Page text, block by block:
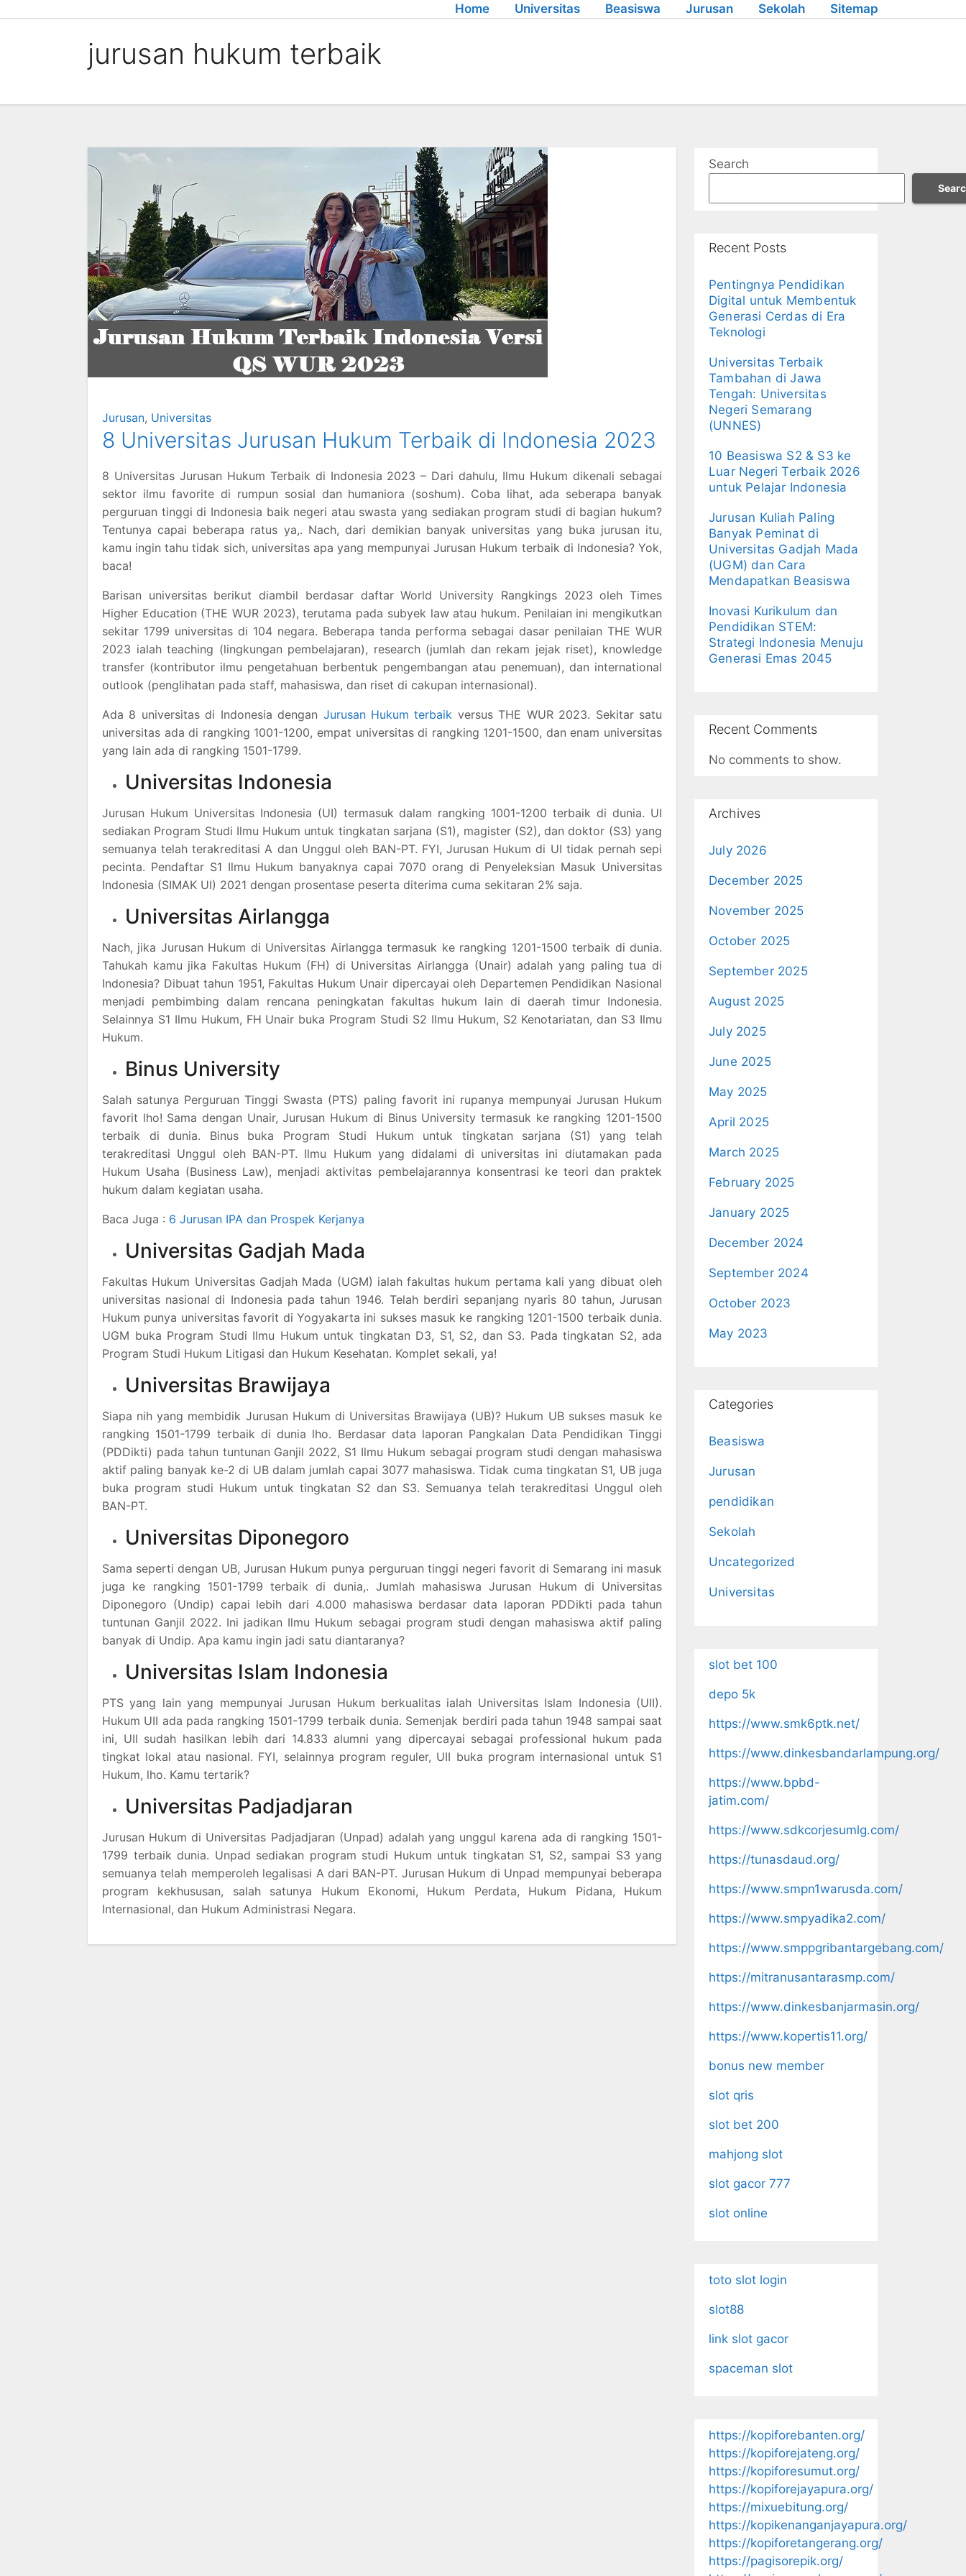
Home Universitas Beasiswa Jurusan Sekolah Sitemap
jurusan hukum terbaik
Jurusan, Universitas
8 Universitas Jurusan Hukum Terbaik di Indonesia 2023
8 Universitas Jurusan Hukum Terbaik di Indonesia 2023 – Dari dahulu, Ilmu Hukum dikenali sebagai
sektor ilmu favorite di rumpun sosial dan humaniora (soshum). Coba lihat, ada seberapa banyak
perguruan tinggi di Indonesia baik negeri atau swasta yang sediakan program studi di bagian hukum?
Tentunya capai beberapa ratus ya,. Nach, dari demikian banyak universitas yang buka jurusan itu,
kamu ingin tahu tidak sich, universitas apa yang mempunyai Jurusan Hukum terbaik di Indonesia? Yok,
baca!
Barisan universitas berikut diambil berdasar daftar World University Rangkings 2023 oleh Times
Higher Education (THE WUR 2023), terutama pada subyek law atau hukum. Penilaian ini mengikutkan
sekitar 1799 universitas di 104 negara. Beberapa tanda performa sebagai dasar penilaian THE WUR
2023 ialah teaching (lingkungan pembelajaran), research (jumlah dan rekam jejak riset), knowledge
transfer (kontributor ilmu pengetahuan berbentuk pengembangan atau penemuan), dan international
outlook (penglihatan pada staff, mahasiswa, dan riset di cakupan internasional).
Ada 8 universitas di Indonesia dengan Jurusan Hukum terbaik versus THE WUR 2023. Sekitar satu
universitas ada di rangking 1001-1200, empat universitas di rangking 1201-1500, dan enam universitas
yang lain ada di rangking 1501-1799.
Universitas Indonesia
Jurusan Hukum Universitas Indonesia (UI) termasuk dalam rangking 1001-1200 terbaik di dunia. UI
sediakan Program Studi Ilmu Hukum untuk tingkatan sarjana (S1), magister (S2), dan doktor (S3) yang
semuanya telah terakreditasi A dan Unggul oleh BAN-PT. FYI, Jurusan Hukum di UI tidak pernah sepi
pecinta. Pendaftar S1 Ilmu Hukum banyaknya capai 7070 orang di Penyeleksian Masuk Universitas
Indonesia (SIMAK UI) 2021 dengan prosentase peserta diterima cuma sekitaran 2% saja.
Universitas Airlangga
Nach, jika Jurusan Hukum di Universitas Airlangga termasuk ke rangking 1201-1500 terbaik di dunia.
Tahukah kamu jika Fakultas Hukum (FH) di Universitas Airlangga (Unair) adalah yang paling tua di
Indonesia? Dibuat tahun 1951, Fakultas Hukum Unair dipercayai oleh Departemen Pendidikan Nasional
menjadi pembimbing dalam rencana peningkatan fakultas hukum lain di daerah timur Indonesia.
Selainnya S1 Ilmu Hukum, FH Unair buka Program Studi S2 Ilmu Hukum, S2 Kenotariatan, dan S3 Ilmu
Hukum.
Binus University
Salah satunya Perguruan Tinggi Swasta (PTS) paling favorit ini rupanya mempunyai Jurusan Hukum
favorit lho! Sama dengan Unair, Jurusan Hukum di Binus University termasuk ke rangking 1201-1500
terbaik di dunia. Binus buka Program Studi Hukum untuk tingkatan sarjana (S1) yang telah
terakreditasi Unggul oleh BAN-PT. Ilmu Hukum yang didalami di universitas ini diutamakan pada
Hukum Usaha (Business Law), menjadi aktivitas pembelajarannya konsentrasi ke teori dan praktek
hukum dalam kegiatan usaha.
Baca Juga : 6 Jurusan IPA dan Prospek Kerjanya
Universitas Gadjah Mada
Fakultas Hukum Universitas Gadjah Mada (UGM) ialah fakultas hukum pertama kali yang dibuat oleh
universitas nasional di Indonesia pada tahun 1946. Telah berdiri sepanjang nyaris 80 tahun, Jurusan
Hukum punya universitas favorit di Yogyakarta ini sukses masuk ke rangking 1201-1500 terbaik dunia.
UGM buka Program Studi Ilmu Hukum untuk tingkatan D3, S1, S2, dan S3. Pada tingkatan S2, ada
Program Studi Hukum Litigasi dan Hukum Kesehatan. Komplet sekali, ya!
Universitas Brawijaya
Siapa nih yang membidik Jurusan Hukum di Universitas Brawijaya (UB)? Hukum UB sukses masuk ke
rangking 1501-1799 terbaik di dunia lho. Berdasar data laporan Pangkalan Data Pendidikan Tinggi
(PDDikti) pada tahun tuntunan Ganjil 2022, S1 Ilmu Hukum sebagai program studi dengan mahasiswa
aktif paling banyak ke-2 di UB dalam jumlah capai 3077 mahasiswa. Tidak cuma tingkatan S1, UB juga
buka program studi Hukum untuk tingkatan S2 dan S3. Semuanya telah terakreditasi Unggul oleh
BAN-PT.
Universitas Diponegoro
Sama seperti dengan UB, Jurusan Hukum punya perguruan tinggi negeri favorit di Semarang ini masuk
juga ke rangking 1501-1799 terbaik di dunia,. Jumlah mahasiswa Jurusan Hukum di Universitas
Diponegoro (Undip) capai lebih dari 4.000 mahasiswa berdasar data laporan PDDikti pada tahun
tuntunan Ganjil 2022. Ini jadikan Ilmu Hukum sebagai program studi dengan mahasiswa aktif paling
banyak di Undip. Apa kamu ingin jadi satu diantaranya?
Universitas Islam Indonesia
PTS yang lain yang mempunyai Jurusan Hukum berkualitas ialah Universitas Islam Indonesia (UII).
Hukum UII ada pada rangking 1501-1799 terbaik dunia. Semenjak berdiri pada tahun 1948 sampai saat
ini, UII sudah hasilkan lebih dari 14.833 alumni yang dipercayai sebagai professional hukum pada
tingkat lokal atau nasional. FYI, selainnya program reguler, UII buka program internasional untuk S1
Hukum, lho. Kamu tertarik?
Universitas Padjadjaran
Jurusan Hukum di Universitas Padjadjaran (Unpad) adalah yang unggul karena ada di rangking 1501-
1799 terbaik dunia. Unpad sediakan program studi Hukum untuk tingkatan S1, S2, sampai S3 yang
semuanya telah memperoleh legalisasi A dari BAN-PT. Jurusan Hukum di Unpad mempunyai beberapa
program kekhususan, salah satunya Hukum Ekonomi, Hukum Perdata, Hukum Pidana, Hukum
Internasional, dan Hukum Administrasi Negara.
Search
Recent Posts
Pentingnya Pendidikan
Digital untuk Membentuk
Generasi Cerdas di Era
Teknologi
Universitas Terbaik
Tambahan di Jawa
Tengah: Universitas
Negeri Semarang
(UNNES)
10 Beasiswa S2 & S3 ke
Luar Negeri Terbaik 2026
untuk Pelajar Indonesia
Jurusan Kuliah Paling
Banyak Peminat di
Universitas Gadjah Mada
(UGM) dan Cara
Mendapatkan Beasiswa
Inovasi Kurikulum dan
Pendidikan STEM:
Strategi Indonesia Menuju
Generasi Emas 2045
Recent Comments
No comments to show.
Archives
July 2026
December 2025
November 2025
October 2025
September 2025
August 2025
July 2025
June 2025
May 2025
April 2025
March 2025
February 2025
January 2025
December 2024
September 2024
October 2023
May 2023
Categories
Beasiswa
Jurusan
pendidikan
Sekolah
Uncategorized
Universitas
slot bet 100
depo 5k
https://www.smk6ptk.net/
https://www.dinkesbandarlampung.org/
https://www.bpbd-
jatim.com/
https://www.sdkcorjesumlg.com/
https://tunasdaud.org/
https://www.smpn1warusda.com/
https://www.smpyadika2.com/
https://www.smppgribantargebang.com/
https://mitranusantarasmp.com/
https://www.dinkesbanjarmasin.org/
https://www.kopertis11.org/
bonus new member
slot qris
slot bet 200
mahjong slot
slot gacor 777
slot online
toto slot login
slot88
link slot gacor
spaceman slot
https://kopiforebanten.org/
https://kopiforejateng.org/
https://kopiforesumut.org/
https://kopiforejayapura.org/
https://mixuebitung.org/
https://kopikenanganjayapura.org/
https://kopiforetangerang.org/
https://pagisorepik.org/